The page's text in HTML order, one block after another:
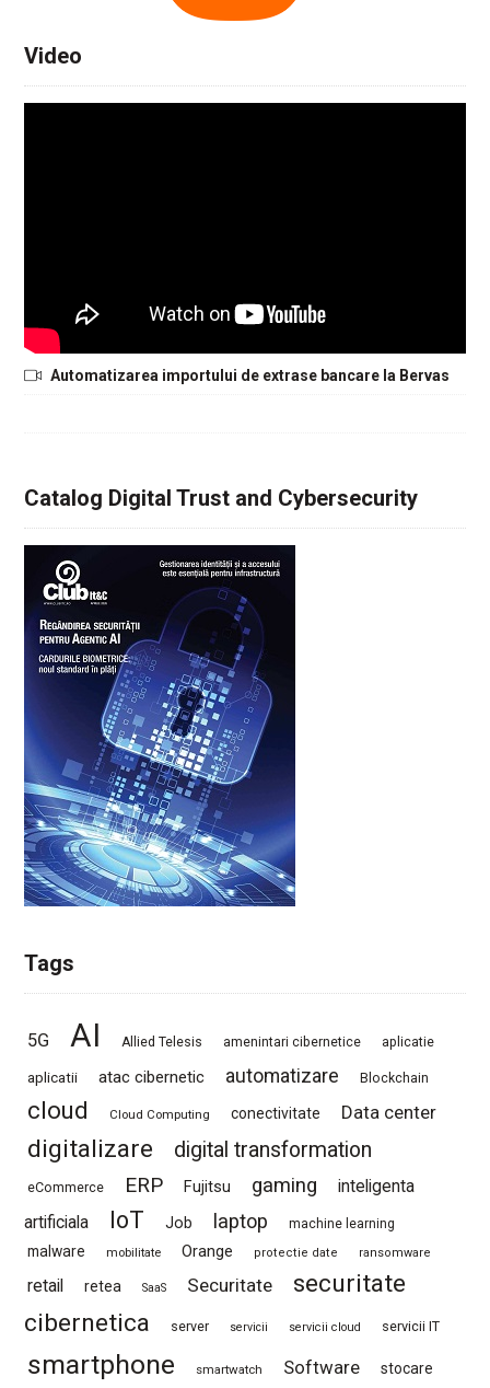
Video
Automatizarea importului de extrase bancare la Bervas
Catalog Digital Trust and Cybersecurity
Tags
5G AI Allied Telesis amenintari cibernetice aplicatie
aplicatii atac cibernetic automatizare Blockchain
cloud Cloud Computing conectivitate Data center
digitalizare digital transformation
eCommerce ERP Fujitsu gaming
inteligenta
artificiala
IoT Job laptop machine learning
malware mobilitate Orange protectie date ransomware
retail retea SaaS Securitate
securitate
cibernetica
server servicii servicii cloud servicii IT
smartphone smartwatch Software stocare